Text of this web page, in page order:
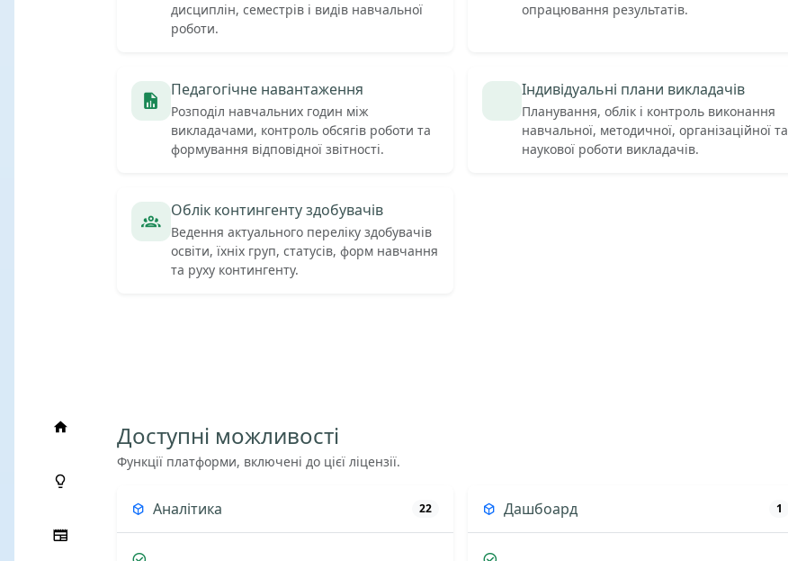
дисциплін, семестрів і видів навчальної
роботи.
опрацювання результатів.
Педагогічне навантаження
Розподіл навчальних годин між
викладачами, контроль обсягів роботи та
формування відповідної звітності.
Індивідуальні плани викладачів
Планування, облік і контроль виконання
навчальної, методичної, організаційної та
наукової роботи викладачів.
Облік контингенту здобувачів
Ведення актуального переліку здобувачів
освіти, їхніх груп, статусів, форм навчання
та руху контингенту.
Доступні можливості
Функції платформи, включені до цієї ліцензії.
Аналітика 22 Дашбоард 1